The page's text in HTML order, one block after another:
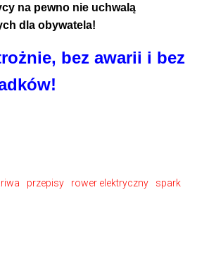
na pewno nie uchwalą
dla obywatela!
bez awarii i bez
przepisy rower elektryczny
spark